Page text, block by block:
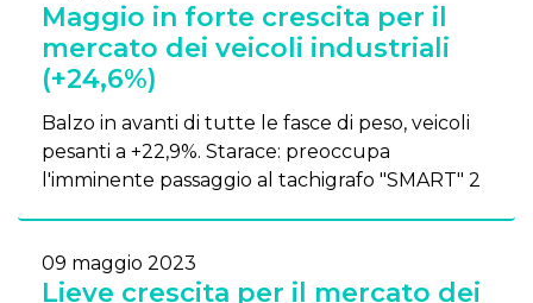
Maggio in forte crescita per il
mercato dei veicoli industriali
(+24,6%)
Balzo in avanti di tutte le fasce di peso, veicoli
pesanti a +22,9%. Starace: preoccupa
l'imminente passaggio al tachigrafo "SMART" 2
09 maggio 2023
Lieve crescita per il mercato dei